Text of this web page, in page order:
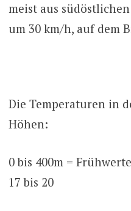
meist aus
um 30 km/h, auf dem
Die Temperaturen in
Höhen:
0 bis 400m =
17 bis 20